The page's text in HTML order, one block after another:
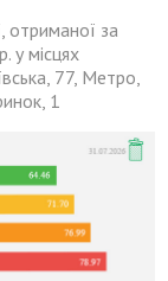
отриманої за
у місцях
77, Метро,
1